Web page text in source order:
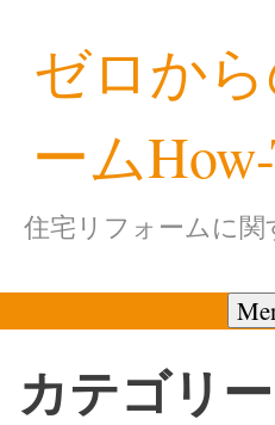
Skip
toゼロか
ーム
住宅リフォームに
カテゴリ